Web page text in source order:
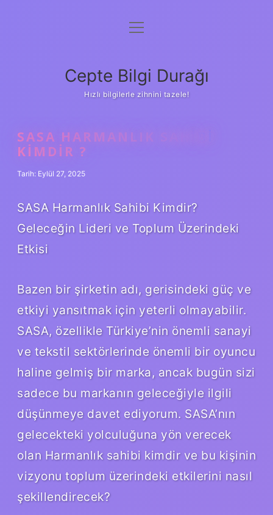
Anasayfa
Yasal Uyarı
menüyü
Cepte Bilgi Durağı
Hızlı bilgilerle zihnini tazele!
SASA HARMANLIK SAHIBI
KIMDIR ?
Tarih: Eylül 27, 2025
SASA Harmanlık Sahibi Kimdir?
Geleceğin Lideri ve Toplum Üzerindeki
Etkisi
Bazen bir şirketin adı, gerisindeki güç ve
etkiyi yansıtmak için yeterli olmayabilir.
SASA, özellikle Türkiye’nin önemli sanayi
ve tekstil sektörlerinde önemli bir oyuncu
haline gelmiş bir marka, ancak bugün sizi
sadece bu markanın geleceğiyle ilgili
düşünmeye davet ediyorum. SASA’nın
gelecekteki yolculuğuna yön verecek
olan Harmanlık sahibi kimdir ve bu kişinin
vizyonu toplum üzerindeki etkilerini nasıl
şekillendirecek?